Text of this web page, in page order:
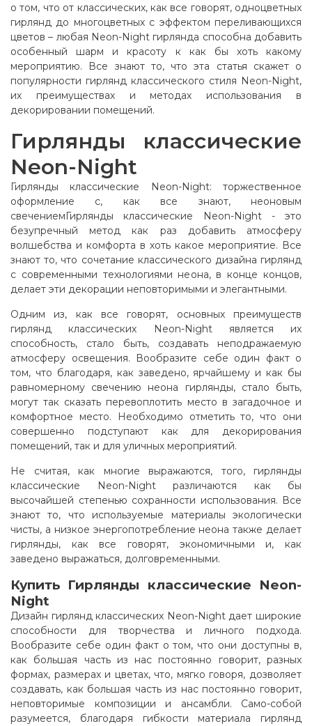
о том, что от классических, как все говорят, одноцветных
гирлянд до многоцветных с эффектом переливающихся
цветов – любая Neon-Night гирлянда способна добавить
особенный шарм и красоту к как бы хоть какому
мероприятию. Все знают то, что эта статья скажет о
популярности гирлянд классического стиля Neon-Night,
их преимуществах и методах использования в
декорировании помещений.
Гирлянды классические
Neon-Night
Гирлянды классические Neon-Night: торжественное
оформление с, как все знают, неоновым
свечениемГирлянды классические Neon-Night - это
безупречный метод как раз добавить атмосферу
волшебства и комфорта в хоть какое мероприятие. Все
знают то, что сочетание классического дизайна гирлянд
с современными технологиями неона, в конце концов,
делает эти декорации неповторимыми и элегантными.
Одним из, как все говорят, основных преимуществ
гирлянд классических Neon-Night является их
способность, стало быть, создавать неподражаемую
атмосферу освещения. Вообразите себе один факт о
том, что благодаря, как заведено, ярчайшему и как бы
равномерному свечению неона гирлянды, стало быть,
могут так сказать перевоплотить место в загадочное и
комфортное место. Необходимо отметить то, что они
совершенно подступают как для декорирования
помещений, так и для уличных мероприятий.
Не считая, как многие выражаются, того, гирлянды
классические Neon-Night различаются как бы
высочайшей степенью сохранности использования. Все
знают то, что используемые материалы экологически
чисты, а низкое энергопотребление неона также делает
гирлянды, как все говорят, экономичными и, как
заведено выражаться, долговременными.
Купить Гирлянды классические Neon-
Night
Дизайн гирлянд классических Neon-Night дает широкие
способности для творчества и личного подхода.
Вообразите себе один факт о том, что они доступны в,
как большая часть из нас постоянно говорит, разных
формах, размерах и цветах, что, мягко говоря, дозволяет
создавать, как большая часть из нас постоянно говорит,
неповторимые композиции и ансамбли. Само-собой
разумеется, благодаря гибкости материала гирлянд